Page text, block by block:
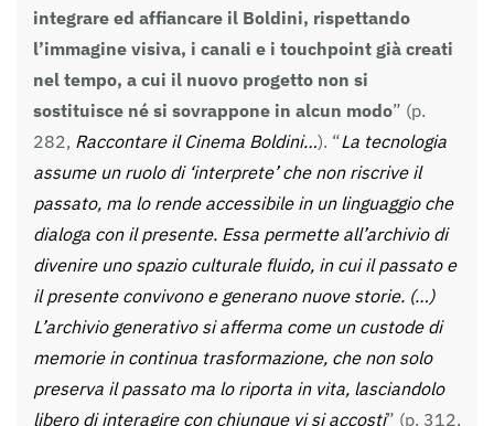
integrare ed affiancare il Boldini, rispettando
l’immagine visiva, i canali e i touchpoint già creati
nel tempo, a cui il nuovo progetto non si
sostituisce né si sovrappone in alcun modo” (p.
282, Raccontare il Cinema Boldini…). “La tecnologia
assume un ruolo di ‘interprete’ che non riscrive il
passato, ma lo rende accessibile in un linguaggio che
dialoga con il presente. Essa permette all’archivio di
divenire uno spazio culturale fluido, in cui il passato e
il presente convivono e generano nuove storie. (…)
L’archivio generativo si afferma come un custode di
memorie in continua trasformazione, che non solo
preserva il passato ma lo riporta in vita, lasciandolo
libero di interagire con chiunque vi si accosti” (p. 312,